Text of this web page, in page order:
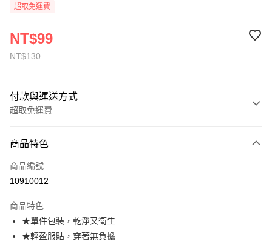
超取免運費
NT$130
NT$99
付款與運送方式
超取免運費
全家線上支付
超商取貨付款
運送方式
全家取貨付款
免運費
商品特色
商品編號
10910012
商品特色
★單件包裝，乾淨又衛生
★輕盈服貼，穿著無負擔